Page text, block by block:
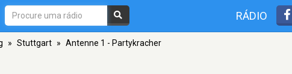
RÁDIO
» Stuttgart » Antenne 1 - Partykracher